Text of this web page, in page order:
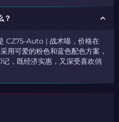
？
CZ75-Auto | 战术喵，价格在
用可爱的粉色和蓝色配色方案，
，既经济实惠，又深受喜欢俏